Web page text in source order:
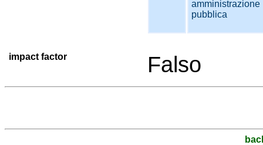
amministrazione
pubblica
impact factor Falso